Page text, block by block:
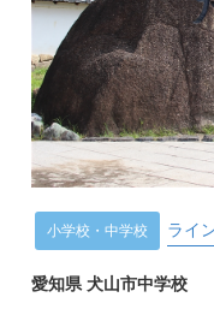
小学校・中学校 ライ
愛知県 犬山市中学校